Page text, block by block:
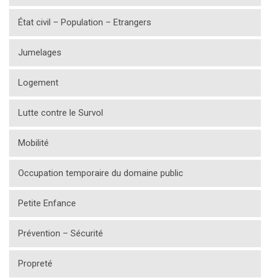
État civil – Population – Etrangers
Jumelages
Logement
Lutte contre le Survol
Mobilité
Occupation temporaire du domaine public
Petite Enfance
Prévention – Sécurité
Propreté